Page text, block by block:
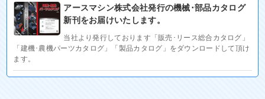
アースマシン株式会社発行の機械･部品カタログ
新刊をお届けいたします。
当社より発行しております「販売･リース総合カタログ」
「建機･農機パーツカタログ」「製品カタログ」をダウンロードして頂け
ます。